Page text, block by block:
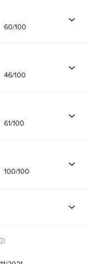
60/100
46/100
61/100
100/100